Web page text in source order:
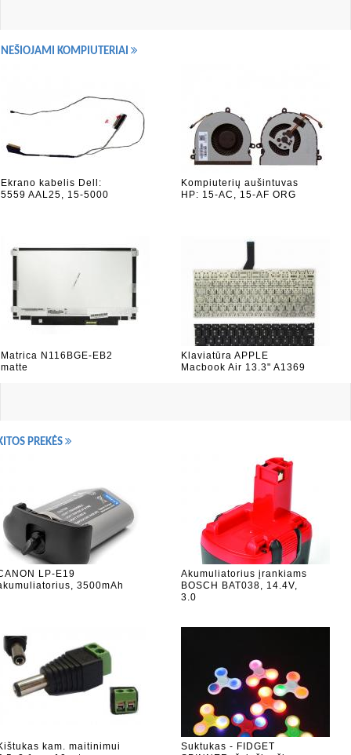
NEŠIOJAMI KOMPIUTERIAI
Ekrano kabelis Dell:
5559 AAL25, 15-5000
Kompiuterių aušintuvas
HP: 15-AC, 15-AF ORG
Matrica N116BGE-EB2
matte
Klaviatūra APPLE
Macbook Air 13.3" A1369
PREKĖS
LP-E19
3500mAh
Akumuliatorius įrankiams
BOSCH BAT038, 14.4V,
3.0
kam. maitinimui
Suktukas - FIDGET